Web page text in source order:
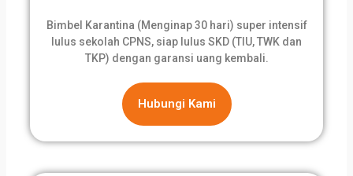
Bimbel Karantina (Menginap 30 hari) super intensif
lulus sekolah CPNS, siap lulus SKD (TIU, TWK dan
TKP) dengan garansi uang kembali.
Hubungi Kami